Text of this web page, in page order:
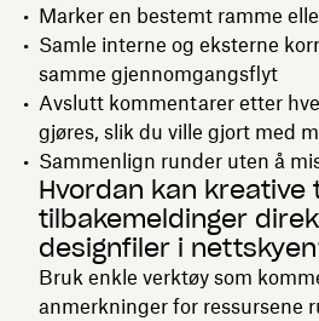
Marker en bestemt ramme
Samle interne og eksterne
samme gjennomgangsflyt
Avslutt kommentarer etter
gjøres, slik du ville gjort med
Sammenlign runder uten å
Hvordan kan kreative
tilbakemeldinger
designfiler i
Bruk enkle verktøy som
anmerkninger for ressursene